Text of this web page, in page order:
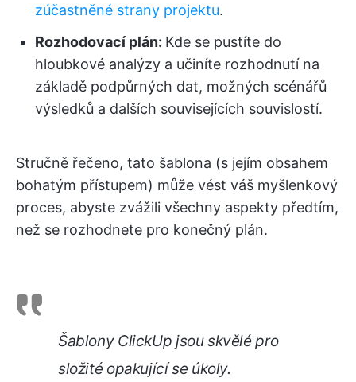
zúčastněné strany projektu.
Rozhodovací plán: Kde se pustíte do
hloubkové analýzy a učiníte rozhodnutí na
základě podpůrných dat, možných scénářů
výsledků a dalších souvisejících souvislostí.
Stručně řečeno, tato šablona (s jejím obsahem
bohatým přístupem) může vést váš myšlenkový
proces, abyste zvážili všechny aspekty předtím,
než se rozhodnete pro konečný plán.
Šablony ClickUp jsou skvělé pro
složité opakující se úkoly.